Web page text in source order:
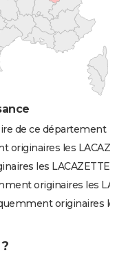
de ce département
originaires les
les LACAZETTE
originaires les
originaires